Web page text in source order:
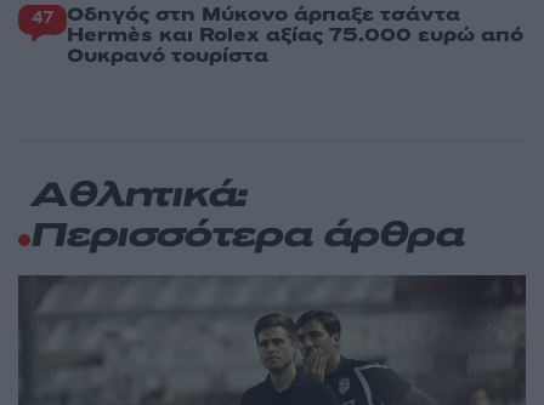
47 Οδηγός στη Μύκονο άρπαξε τσάντα
Hermès και Rolex αξίας 75.000 ευρώ από
Ουκρανό τουρίστα
Αθλητικά:
Περισσότερα άρθρα